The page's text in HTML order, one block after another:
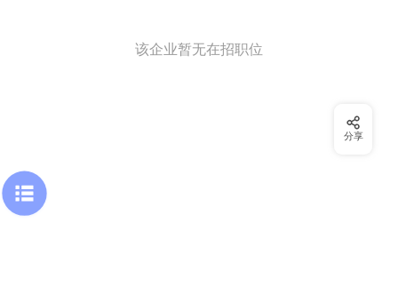
该企业暂无在招职位
分享